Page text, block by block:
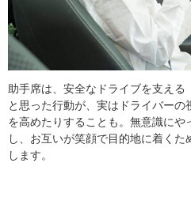
おすすめ
助手席は、安全なドライブを支え
と思った行動が、実はドライバーの
を高めたりすることも。無意識に
し、お互いが笑顔で目的地に着く
します。